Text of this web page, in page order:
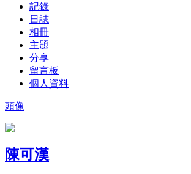
記錄
日誌
相冊
主題
分享
留言板
個人資料
頭像
陳可漢